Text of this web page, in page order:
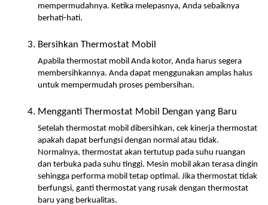
mempermudahnya. Ketika melepasnya, Anda sebaiknya
berhati-hati.
Bersihkan Thermostat Mobil
Apabila thermostat mobil Anda kotor, Anda harus segera
membersihkannya. Anda dapat menggunakan amplas halus
untuk mempermudah proses pembersihan.
Mengganti Thermostat Mobil Dengan yang Baru
Setelah thermostat mobil dibersihkan, cek kinerja thermostat
apakah dapat berfungsi dengan normal atau tidak.
Normalnya, thermostat akan tertutup pada suhu ruangan
dan terbuka pada suhu tinggi. Mesin mobil akan terasa dingin
sehingga performa mobil tetap optimal. Jika thermostat tidak
berfungsi, ganti thermostat yang rusak dengan thermostat
baru yang berkualitas.